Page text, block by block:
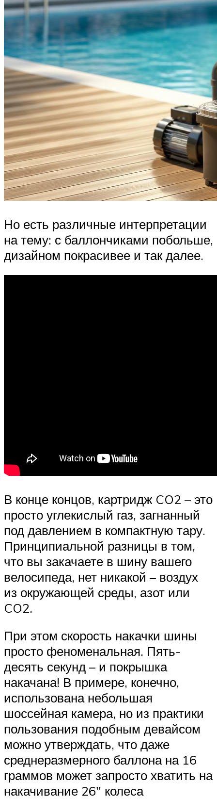
Но есть различные интерпретации
на тему: с баллончиками побольше,
дизайном покрасивее и так далее.
В конце концов, картридж CO2 – это
просто углекислый газ, загнанный
под давлением в компактную тару.
Принципиальной разницы в том,
что вы закачаете в шину вашего
велосипеда, нет никакой – воздух
из окружающей среды, азот или
CO2.
При этом скорость накачки шины
просто феноменальная. Пять-
десять секунд – и покрышка
накачана! В примере, конечно,
использована небольшая
шоссейная камера, но из практики
пользования подобным девайсом
можно утверждать, что даже
среднеразмерного баллона на 16
граммов может запросто хватить на
накачивание 26″ колеса